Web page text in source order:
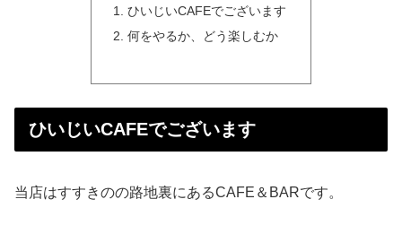
ひいじいCAFEでございます
何をやるか、どう楽しむか
ひいじいCAFEでございます
当店はすすきのの路地裏にあるCAFE＆BARです。